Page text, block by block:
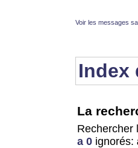
Voir les messages
Index
La
Rechercher
a 0 ignorés: